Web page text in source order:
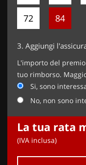
72 84
3. Aggiungi
L'importo del
tuo rimborso.
Si, sono
No, non sono
La tua rata
(IVA inclusa)